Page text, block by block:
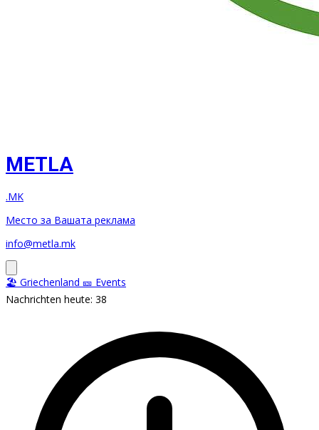
METLA
.MK
Место за Вашата реклама
info@metla.mk
🏖️ Griechenland 🎫 Events
Nachrichten heute: 38